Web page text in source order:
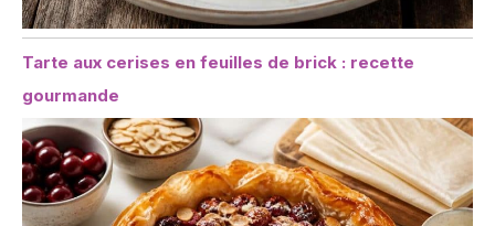
Tarte aux cerises en feuilles de brick : recette
gourmande